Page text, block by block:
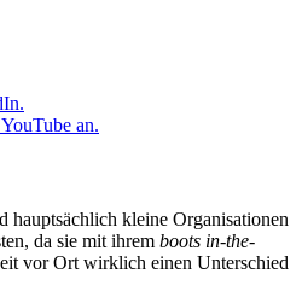
an.
hauptsächlich kleine Organisationen
da sie mit ihrem boots in-the-
vor Ort wirklich einen Unterschied